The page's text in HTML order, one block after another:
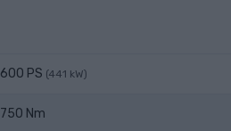
600 PS (441 kW)
750 Nm